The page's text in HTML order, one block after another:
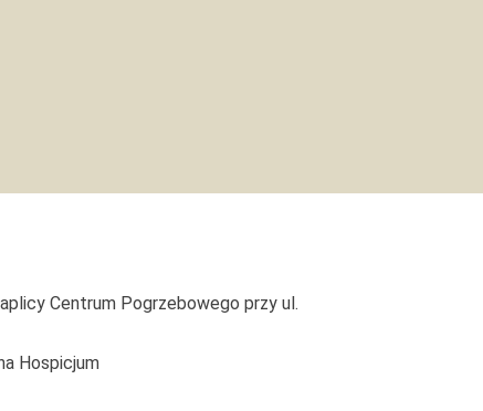
Centrum Pogrzebowego przy ul.
Hospicjum